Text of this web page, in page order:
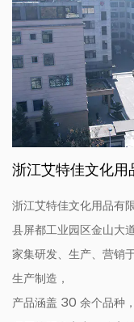
浙江艾特佳文化用
浙江艾特佳文化用品有
县屏都工业园区金山
家集研发、生产、营销
生产制造，
产品涵盖 30 余个品种